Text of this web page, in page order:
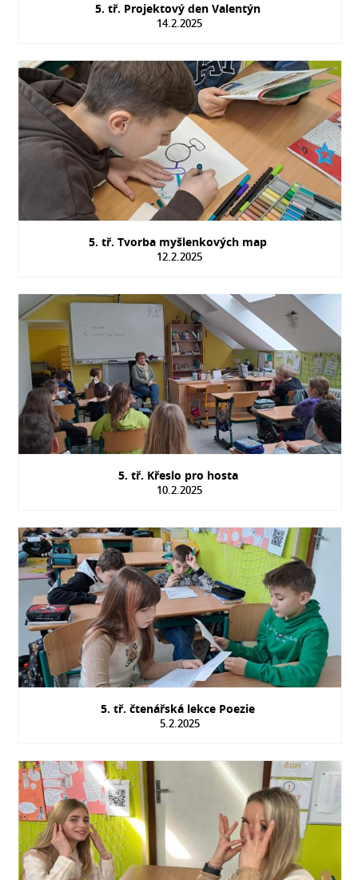
5. tř. Projektový den Valentýn
14.2.2025
5. tř. Tvorba myšlenkových map
12.2.2025
5. tř. Křeslo pro hosta
10.2.2025
5. tř. čtenářská lekce Poezie
5.2.2025